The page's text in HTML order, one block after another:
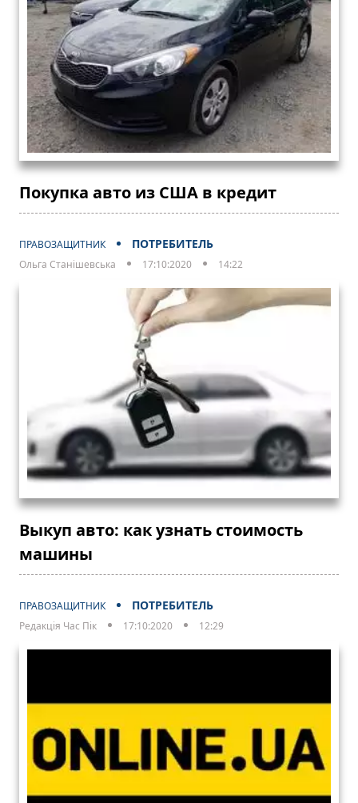
Покупка авто из США в кредит
ПРАВОЗАЩИТНИК ПОТРЕБИТЕЛЬ
Ольга Станішевська 17:10:2020 14:22
Выкуп авто: как узнать стоимость
машины
ПРАВОЗАЩИТНИК ПОТРЕБИТЕЛЬ
Редакція Час Пік 17:10:2020 12:29